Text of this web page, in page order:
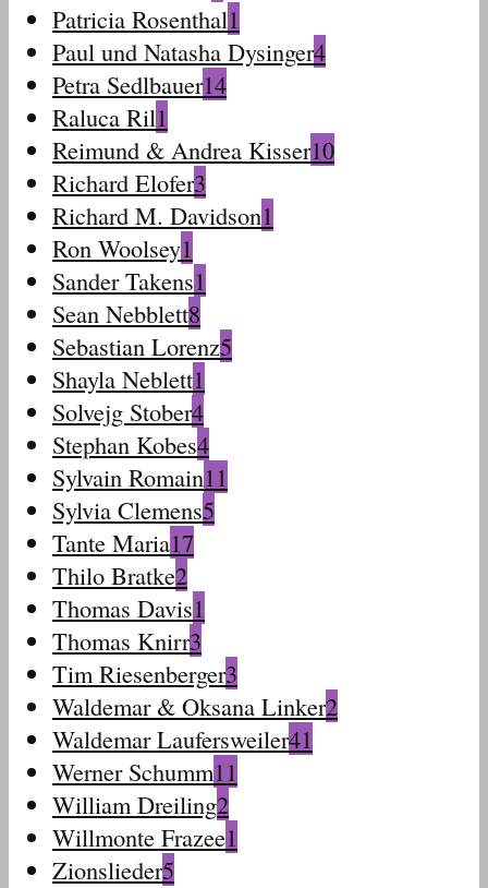
Patricia Rosenthal1
Paul und Natasha Dysinger4
Petra Sedlbauer14
Raluca Ril1
Reimund & Andrea Kisser10
Richard Elofer3
Richard M. Davidson1
Ron Woolsey1
Sander Takens1
Sean Nebblett8
Sebastian Lorenz5
Shayla Neblett1
Solvejg Stober4
Stephan Kobes4
Sylvain Romain11
Sylvia Clemens5
Tante Maria17
Thilo Bratke2
Thomas Davis1
Thomas Knirr3
Tim Riesenberger3
Waldemar & Oksana Linker2
Waldemar Laufersweiler41
Werner Schumm11
William Dreiling2
Willmonte Frazee1
Zionslieder5